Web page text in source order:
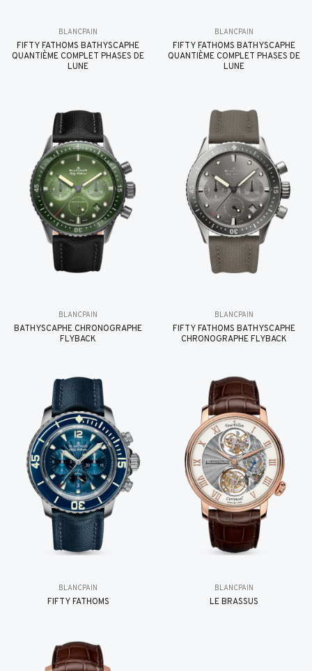
BLANCPAIN
FIFTY FATHOMS BATHYSCAPHE
QUANTIÈME COMPLET PHASES DE
LUNE
BLANCPAIN
FIFTY FATHOMS BATHYSCAPHE
QUANTIÈME COMPLET PHASES DE
LUNE
BLANCPAIN
BATHYSCAPHE CHRONOGRAPHE
FLYBACK
BLANCPAIN
FIFTY FATHOMS BATHYSCAPHE
CHRONOGRAPHE FLYBACK
BLANCPAIN
FIFTY FATHOMS
BLANCPAIN
LE BRASSUS